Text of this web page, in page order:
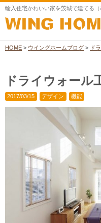
輸入住宅かわいい家を茨城で建てる
HOME > ウイングホームブログ > ド
ドライウォール
2017/03/15 デザイン 機能